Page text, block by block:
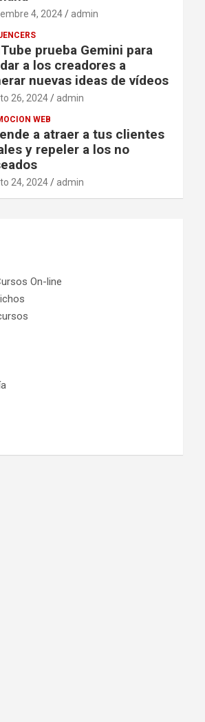
4, 2024 admin
prueba Gemini para
a los creadores a
nuevas ideas de vídeos
26, 2024 admin
WEB
a atraer a tus clientes
y repeler a los no
24, 2024 admin
On-line